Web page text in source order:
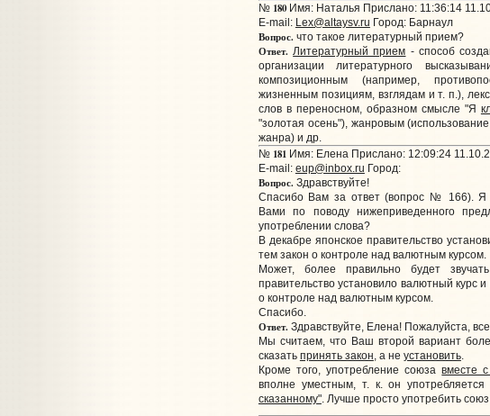
№ 180Имя: Наталья Прислано: 11:36:14
E-mail: Lex@altaysv.ru Город: Барнаул
Вопрос.что такое литературный прием?
Ответ. Литературный прием - способ
организации литературного
композиционным (например,
жизненным позициям, взглядам и т. п.),
слов в переносном, образном смысле "Я
"золотая осень"), жанровым
жанра) и др.
№ 181Имя: Елена Прислано: 12:09:24
E-mail: eup@inbox.ru Город:
Вопрос.Здравствуйте!
Спасибо Вам за ответ (вопрос № 166). Я
Вами по поводу нижеприведенного
употреблении слова?
В декабре японское правительство
тем закон о контроле над валютным курсом.
Может, более правильно будет
правительство установило валютный курс
о контроле над валютным курсом.
Спасибо.
Ответ.Здравствуйте, Елена! Пожалуйста,
Мы считаем, что Ваш второй вариант
сказать принять закон, а не установить.
Кроме того, употребление союзавместе
вполне уместным, т. к. он
сказанному". Лучше просто употребить